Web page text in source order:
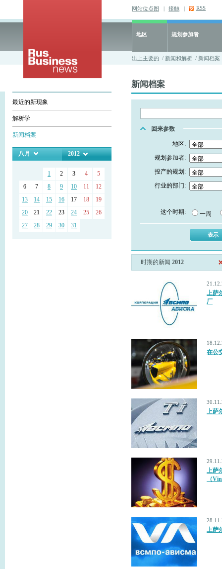
网站位点图 | 接触 | RSS
地区 规划参加者
出上主要的 / 新闻和解析 / 新闻档案
最近的新现象
解析学
新闻档案
八月 2012
1 2 3 4
5
6
7 8 9 10 11
12
13
14 15 16 17 18
19
20
21 22 23 24 25
26
27
28 29 30 31
新闻档案
回来参数
地区:
规划参加者:
投产的规划:
行业的部门:
这个时期: 一周
时期的新闻 2012
上萨
厂
在公
上萨
上萨
（
上萨